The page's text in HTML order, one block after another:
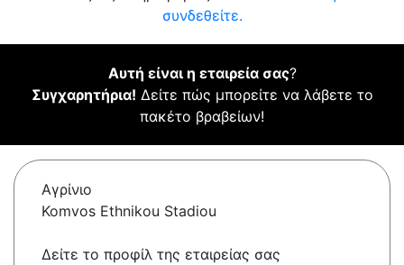
συνδεθείτε.
Αυτή είναι η εταιρεία σας?
Συγχαρητήρια! Δείτε πώς μπορείτε να λάβετε το
πακέτο βραβείων!
Αγρίνιο
Komvos Ethnikou Stadiou
Δείτε το προφίλ της εταιρείας σας